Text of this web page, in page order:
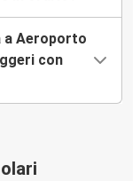
a Aeroporto
con